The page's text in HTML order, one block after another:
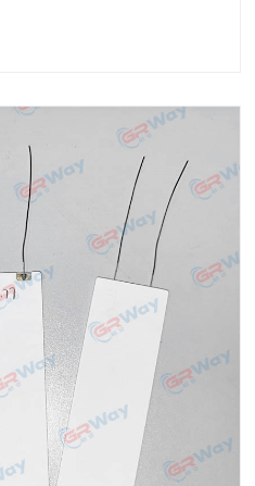
는지 살펴봅니다. 귀하가
점과 적용을 이해하면 운영
다.